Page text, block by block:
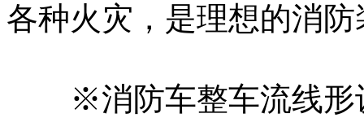
各种火灾，是理想的消防
※消防车整车流线形